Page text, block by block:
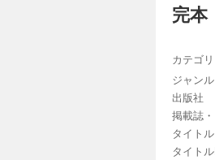
完
カテゴリ
ジャンル
出版社
掲載誌
タイトル
タイト